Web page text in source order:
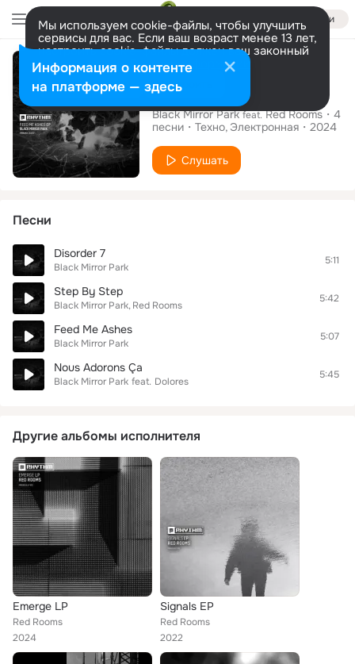
Войти
Мы используем cookie-файлы, чтобы улучшить
сервисы для вас. Если ваш возраст менее 13 лет,
настроить cookie-файлы должен ваш законный
представитель. Больше информации
Разрешить все Настроить
Альбом
Feed Me Ashes EP
Black Mirror Park feat. Red Rooms
4
песни
Техно Электронная 2024
Слушать
Песни
Disorder 7
Black Mirror Park
5:11
Step By Step
Black Mirror Park Red Rooms
5:42
Feed Me Ashes
Black Mirror Park
5:07
Nous Adorons Ça
Black Mirror Park feat. Dolores
5:45
Другие альбомы исполнителя
Emerge LP
Red Rooms
2024
Signals EP
Red Rooms
2022
Информация о контенте
на платформе — здесь